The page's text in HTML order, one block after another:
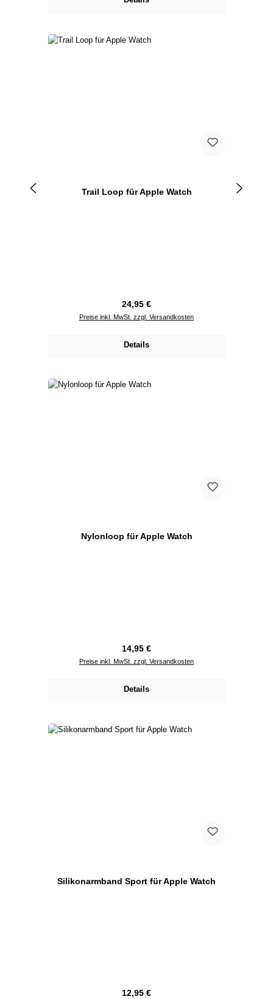
Trail Loop für Apple Watch
Regulärer Preis:
24,95 €
Preise inkl. MwSt. zzgl. Versandkosten
Details
Nylonloop für Apple Watch
Regulärer Preis:
14,95 €
Preise inkl. MwSt. zzgl. Versandkosten
Details
Silikonarmband Sport für Apple Watch
Regulärer Preis:
12,95 €